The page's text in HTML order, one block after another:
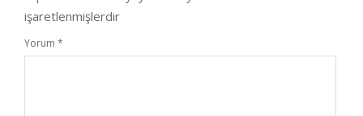
işaretlenmişlerdir
Yorum *